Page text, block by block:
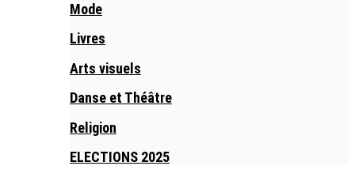
Mode
Livres
Arts visuels
Danse et Théâtre
Religion
ELECTIONS 2025